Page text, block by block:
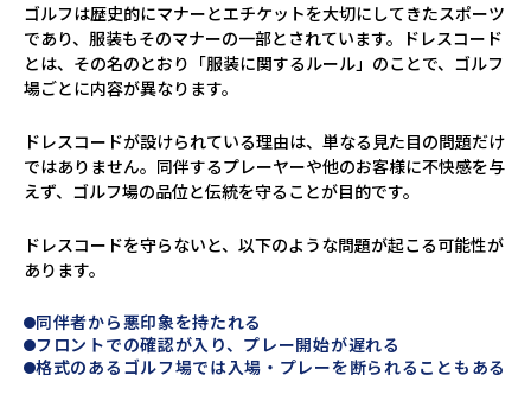
ゴルフは歴史的にマナーとエチケットを大切にしてきたスポーツ
であり、服装もそのマナーの一部とされています。ドレスコード
とは、その名のとおり「服装に関するルール」のことで、ゴルフ
場ごとに内容が異なります。
ドレスコードが設けられている理由は、単なる見た目の問題だけ
ではありません。同伴するプレーヤーや他のお客様に不快感を与
えず、ゴルフ場の品位と伝統を守ることが目的です。
ドレスコードを守らないと、以下のような問題が起こる可能性が
あります。
同伴者から悪印象を持たれる
フロントでの確認が入り、プレー開始が遅れる
格式のあるゴルフ場では入場・プレーを断られることもある